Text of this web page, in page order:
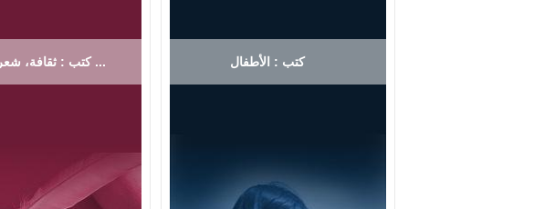
كتب : ثقافة، شعر ، موسيقى ... كتب : الأطفال